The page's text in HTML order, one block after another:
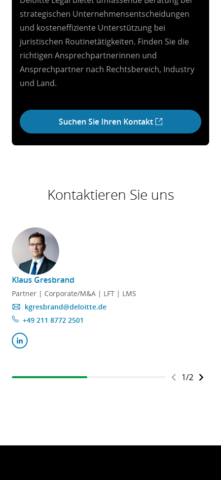
strategischen Unternehmensentscheidungen
und kosteneffiziente Unterstützung bei
juristischen Routinetätigkeiten. Finden Sie die
richtigen Ansprechpartnerinnen und
Ansprechpartner nach Rechtsbereich, Industry
und Land.
Suchen Sie Ihren Kontakt
Kontaktieren Sie uns
Klaus Gresbrand
Partner | Corporate/M&A | LFT | LMS
kgresbrand@deloitte.de
+49 211 8772 2501
1/2